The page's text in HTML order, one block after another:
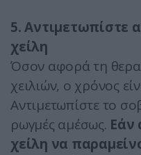
5. Αντιμετωπίστε
χείλη
Όσον αφορά τη
χειλιών, ο χρόνος
Αντιμετωπίστε το
ρωγμές αμέσως. Εάν
χείλη να